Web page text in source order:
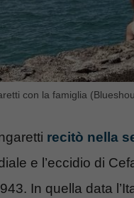
con la famiglia
recitò nella
e l’eccidio di
In quella data